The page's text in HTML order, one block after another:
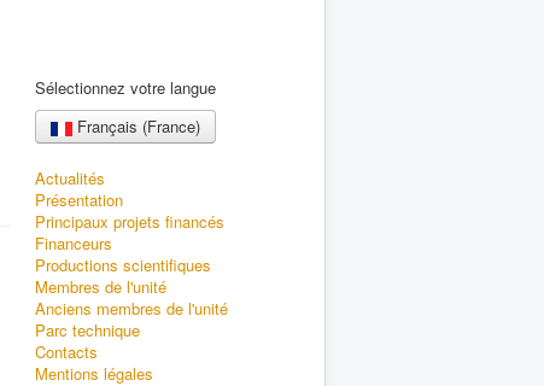
Sélectionnez votre langue
Français (France)
Actualités
Présentation
Principaux projets financés
Financeurs
Productions scientifiques
Membres de l'unité
Anciens membres de l'unité
Parc technique
Contacts
Mentions légales